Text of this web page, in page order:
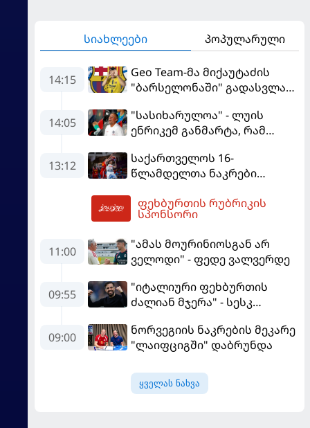
სიახლეები პოპულარული
14:15
Geo Team-მა მიქაუტაძის
"ბარსელონაში" გადასვლაზე
ინფორმაციაზე განმარტება
გააკეთა
14:05
"სასიხარულოა" - ლუის
ენრიკემ განმარტა, რამ
იუნაიტედთან" ნამატჩევს
13:12
საქართველოს 16-
წლამდელთა ნაკრები
დამარცხდა
ფეხბურთის რუბრიკის
სპონსორი
11:00
"ამას მოურინიოსგან არ
ველოდი" - ფედე ვალვერდე
09:55
"იტალიური ფეხბურთის
ძალიან მჯერა" - სესკ
09:00
ნორვეგიის ნაკრების მეკარე
"ლაიფციგში" დაბრუნდა
ყველას ნახვა